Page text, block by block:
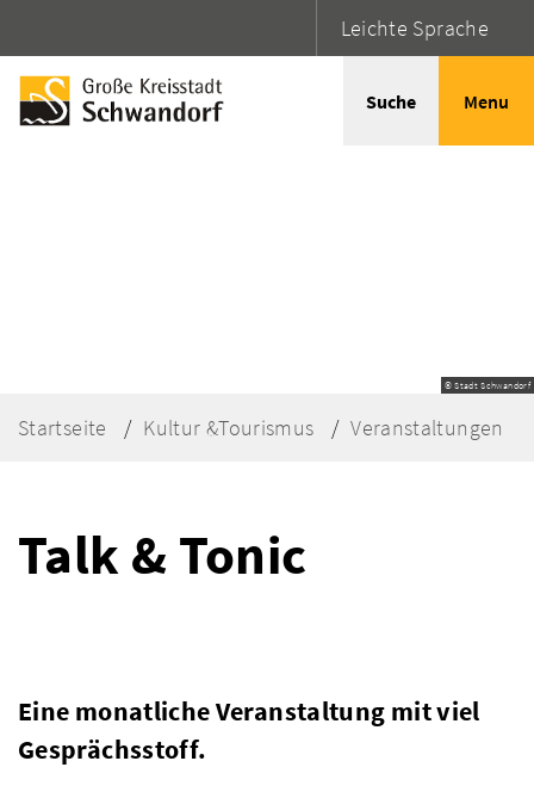
Leichte Sprache
Suche Menu
© Stadt Schwandorf
Startseite Kultur &Tourismus Veranstaltungen
Talk & Tonic
Eine monatliche Veranstaltung mit viel
Gesprächsstoff.